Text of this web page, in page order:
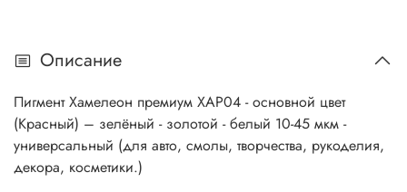
Описание
Пигмент Хамелеон премиум ХАР04 - основной цвет
(Красный) – зелёный - золотой - белый 10-45 мкм -
универсальный (для авто, смолы, творчества, рукоделия,
декора, косметики.)